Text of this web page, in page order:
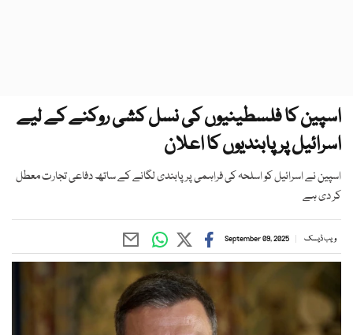
اسپین کا فلسطینیوں کی نسل کشی روکنے کے لیے
اسرائیل پر پابندیوں کا اعلان
اسپین نے اسرائیل کو اسلحہ کی فراہمی پر پابندی لگانے کے ساتھ دفاعی تجارت معطل
کر دی ہے
ویب ڈیسک September 09, 2025